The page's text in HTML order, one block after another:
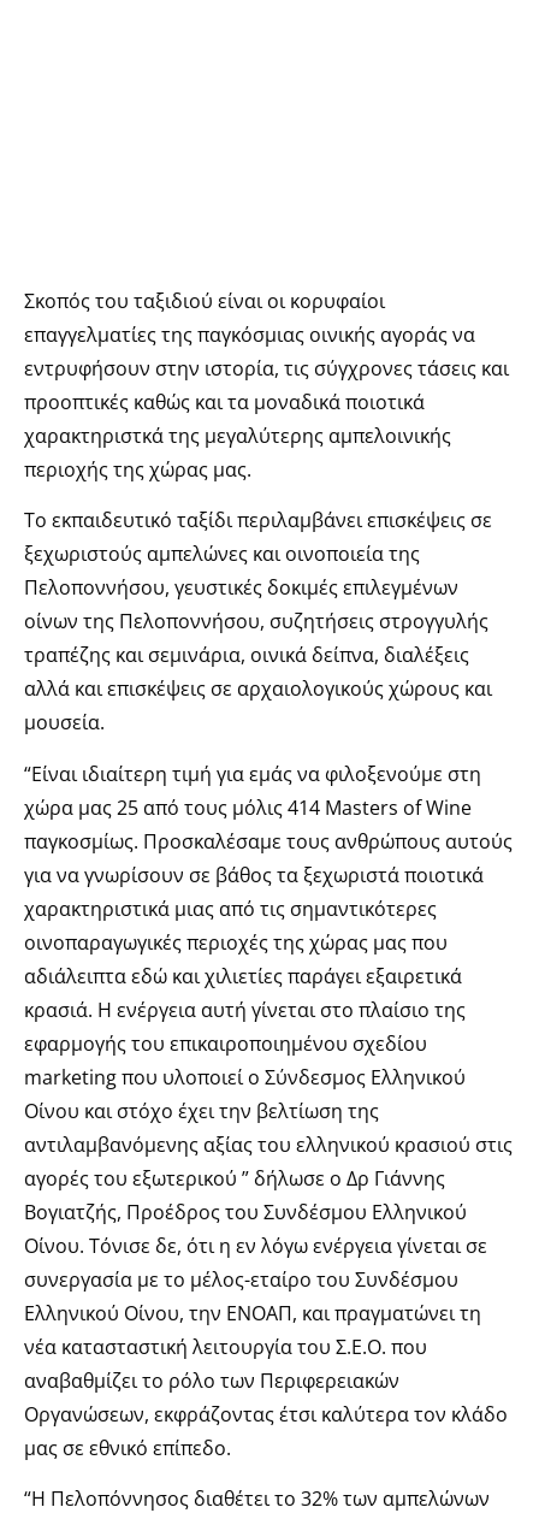
Σκοπός του ταξιδιού είναι οι κορυφαίοι
επαγγελματίες της παγκόσμιας οινικής αγοράς να
εντρυφήσουν στην ιστορία, τις σύγχρονες τάσεις και
προοπτικές καθώς και τα μοναδικά ποιοτικά
χαρακτηριστκά της μεγαλύτερης αμπελοινικής
περιοχής της χώρας μας.
Το εκπαιδευτικό ταξίδι περιλαμβάνει επισκέψεις σε
ξεχωριστούς αμπελώνες και οινοποιεία της
Πελοποννήσου, γευστικές δοκιμές επιλεγμένων
οίνων της Πελοποννήσου, συζητήσεις στρογγυλής
τραπέζης και σεμινάρια, οινικά δείπνα, διαλέξεις
αλλά και επισκέψεις σε αρχαιολογικούς χώρους και
μουσεία.
“Είναι ιδιαίτερη τιμή για εμάς να φιλοξενούμε στη
χώρα μας 25 από τους μόλις 414 Masters of Wine
παγκοσμίως. Προσκαλέσαμε τους ανθρώπους αυτούς
για να γνωρίσουν σε βάθος τα ξεχωριστά ποιοτικά
χαρακτηριστικά μιας από τις σημαντικότερες
οινοπαραγωγικές περιοχές της χώρας μας που
αδιάλειπτα εδώ και χιλιετίες παράγει εξαιρετικά
κρασιά. Η ενέργεια αυτή γίνεται στο πλαίσιο της
εφαρμογής του επικαιροποιημένου σχεδίου
marketing που υλοποιεί ο Σύνδεσμος Ελληνικού
Οίνου και στόχο έχει την βελτίωση της
αντιλαμβανόμενης αξίας του ελληνικού κρασιού στις
αγορές του εξωτερικού ” δήλωσε ο Δρ Γιάννης
Βογιατζής, Προέδρος του Συνδέσμου Ελληνικού
Οίνου. Τόνισε δε, ότι η εν λόγω ενέργεια γίνεται σε
συνεργασία με το μέλος-εταίρο του Συνδέσμου
Ελληνικού Οίνου, την ΕΝΟΑΠ, και πραγματώνει τη
νέα κατασταστική λειτουργία του Σ.Ε.Ο. που
αναβαθμίζει το ρόλο των Περιφερειακών
Οργανώσεων, εκφράζοντας έτσι καλύτερα τον κλάδο
μας σε εθνικό επίπεδο.
“Η Πελοπόννησος διαθέτει το 32% των αμπελώνων